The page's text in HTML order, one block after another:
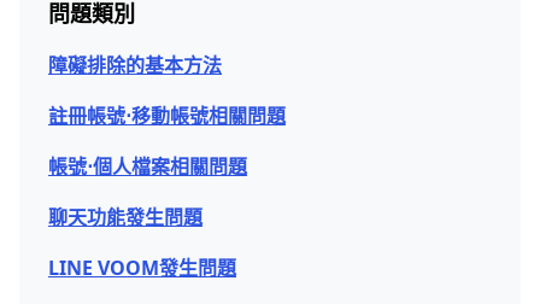
問題類別
障礙排除的基本方法
註冊帳號⋅移動帳號相關問題
帳號⋅個人檔案相關問題
聊天功能發生問題
LINE VOOM發生問題